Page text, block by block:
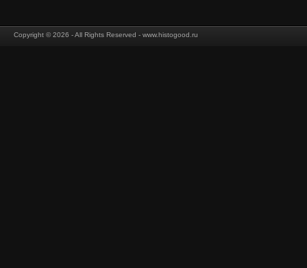
Copyright © 2026 - All Rights Reserved - www.histogood.ru